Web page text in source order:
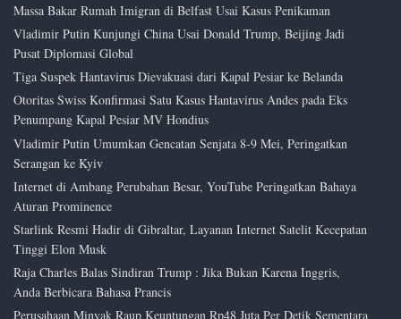
Massa Bakar Rumah Imigran di Belfast Usai Kasus Penikaman
Vladimir Putin Kunjungi China Usai Donald Trump, Beijing Jadi
Pusat Diplomasi Global
Tiga Suspek Hantavirus Dievakuasi dari Kapal Pesiar ke Belanda
Otoritas Swiss Konfirmasi Satu Kasus Hantavirus Andes pada Eks
Penumpang Kapal Pesiar MV Hondius
Vladimir Putin Umumkan Gencatan Senjata 8-9 Mei, Peringatkan
Serangan ke Kyiv
Internet di Ambang Perubahan Besar, YouTube Peringatkan Bahaya
Aturan Prominence
Starlink Resmi Hadir di Gibraltar, Layanan Internet Satelit Kecepatan
Tinggi Elon Musk
Raja Charles Balas Sindiran Trump : Jika Bukan Karena Inggris,
Anda Berbicara Bahasa Prancis
Perusahaan Minyak Raup Keuntungan Rp48 Juta Per Detik Sementara